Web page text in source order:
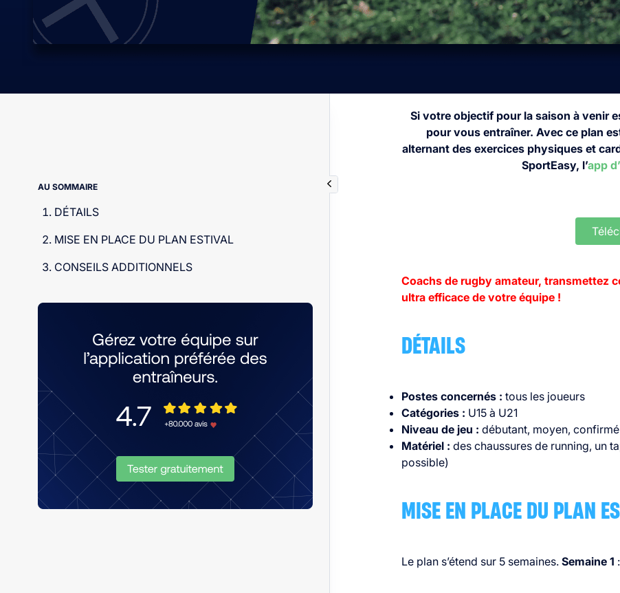
Si votre objectif pour la saison à venir
pour vous entraîner. Avec ce plan
alternant des exercices physiques et
SportEasy, l’app
Coachs de rugby amateur, transmettez
ultra efficace de votre équipe !
DÉTAILS
Postes concernés : tous les joueurs
Catégories : U15 à U21
Niveau de jeu : débutant, moyen, confirmé
Matériel : des chaussures de running, un
possible)
MISE EN PLACE DU PLAN
Le plan s’étend sur 5 semaines. Semaine 1
AU SOMMAIRE
DÉTAILS
MISE EN PLACE DU PLAN ESTIVAL
CONSEILS ADDITIONNELS